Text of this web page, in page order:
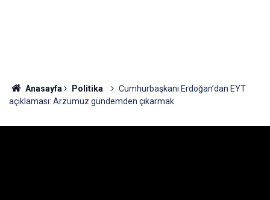
Anasayfa Politika
Cumhurbaşkanı Erdoğan’dan EYT
açıklaması: Arzumuz gündemden çıkarmak